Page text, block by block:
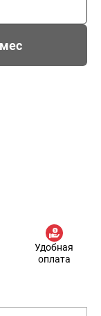
Удобная
оплата